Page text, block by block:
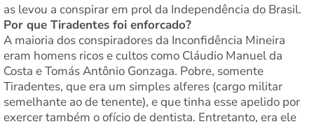
as levou a conspirar em prol da Independência do Brasil.
Por que Tiradentes foi enforcado?
A maioria dos conspiradores da Inconfidência Mineira
eram homens ricos e cultos como Cláudio Manuel da
Costa e Tomás Antônio Gonzaga. Pobre, somente
Tiradentes, que era um simples alferes (cargo militar
semelhante ao de tenente), e que tinha esse apelido por
exercer também o ofício de dentista. Entretanto, era ele